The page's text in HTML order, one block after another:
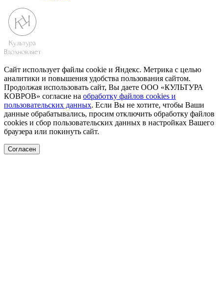
Сайт использует файлы cookie и Яндекс. Метрика с целью
аналитики и повышения удобства пользования сайтом.
Продолжая использовать сайт, Вы даете ООО «КУЛЬТУРА
КОВРОВ» согласие на обработку файлов cookies и
пользовательских данных. Если Вы не хотите, чтобы Ваши
данные обрабатывались, просим отключить обработку файлов
cookies и сбор пользовательских данных в настройках Вашего
браузера или покинуть сайт.
Согласен